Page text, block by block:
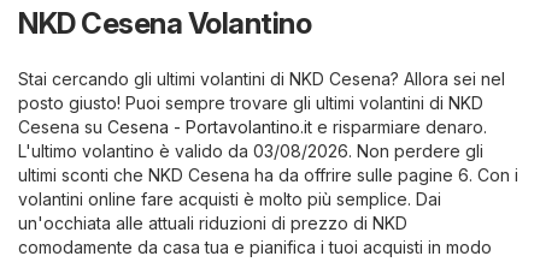
NKD Cesena Volantino
Stai cercando gli ultimi volantini di NKD Cesena? Allora sei nel
posto giusto! Puoi sempre trovare gli ultimi volantini di NKD
Cesena su Cesena - Portavolantino.it e risparmiare denaro.
L'ultimo volantino è valido da 03/08/2026. Non perdere gli
ultimi sconti che NKD Cesena ha da offrire sulle pagine 6. Con i
volantini online fare acquisti è molto più semplice. Dai
un'occhiata alle attuali riduzioni di prezzo di NKD
comodamente da casa tua e pianifica i tuoi acquisti in modo